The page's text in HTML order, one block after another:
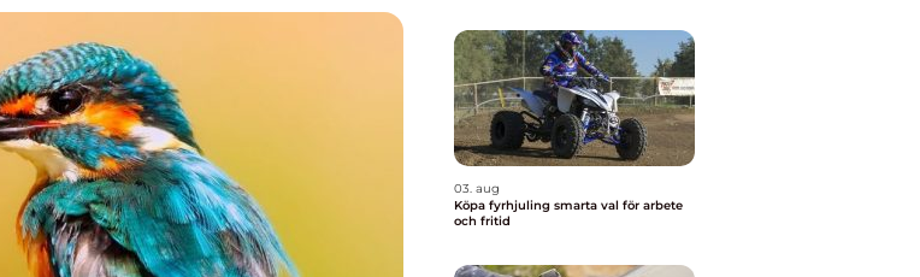
03. aug
Köpa fyrhjuling smarta val för arbete
och fritid